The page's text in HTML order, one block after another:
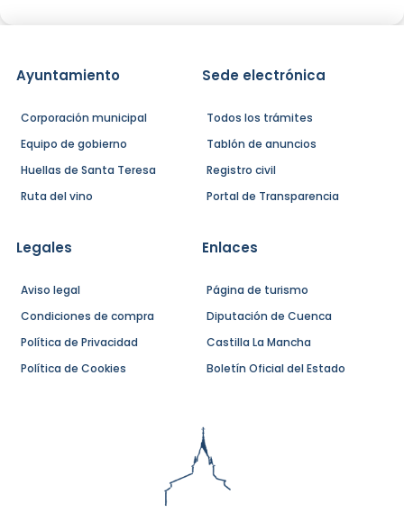
Ayuntamiento
Corporación municipal
Equipo de gobierno
Huellas de Santa Teresa
Ruta del vino
Sede electrónica
Todos los trámites
Tablón de anuncios
Registro civil
Portal de Transparencia
Legales
Aviso legal
Condiciones de compra
Política de Privacidad
Política de Cookies
Enlaces
Página de turismo
Diputación de Cuenca
Castilla La Mancha
Boletín Oficial del Estado